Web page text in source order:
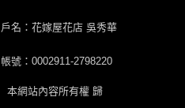
戶名：花嫁屋花店 吳秀華
帳號：0002911-2798220
本網站內容所有權 歸